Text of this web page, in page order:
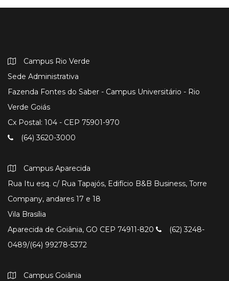
Campus Rio Verde
Sede Administrativa
Fazenda Fontes do Saber - Campus Universitário - Rio
Verde Goiás
Cx Postal: 104 - CEP 75901-970
(64) 3620-3000
Campus Aparecida
Rua Itu esq. c/ Rua Tapajós, Edifício B&B Business, Torre
Company, andares 17 e 18
Vila Brasília
Aparecida de Goiânia, GO CEP 74911-820
(62) 3248-
0489/(64) 99278-5372
Campus Goiânia